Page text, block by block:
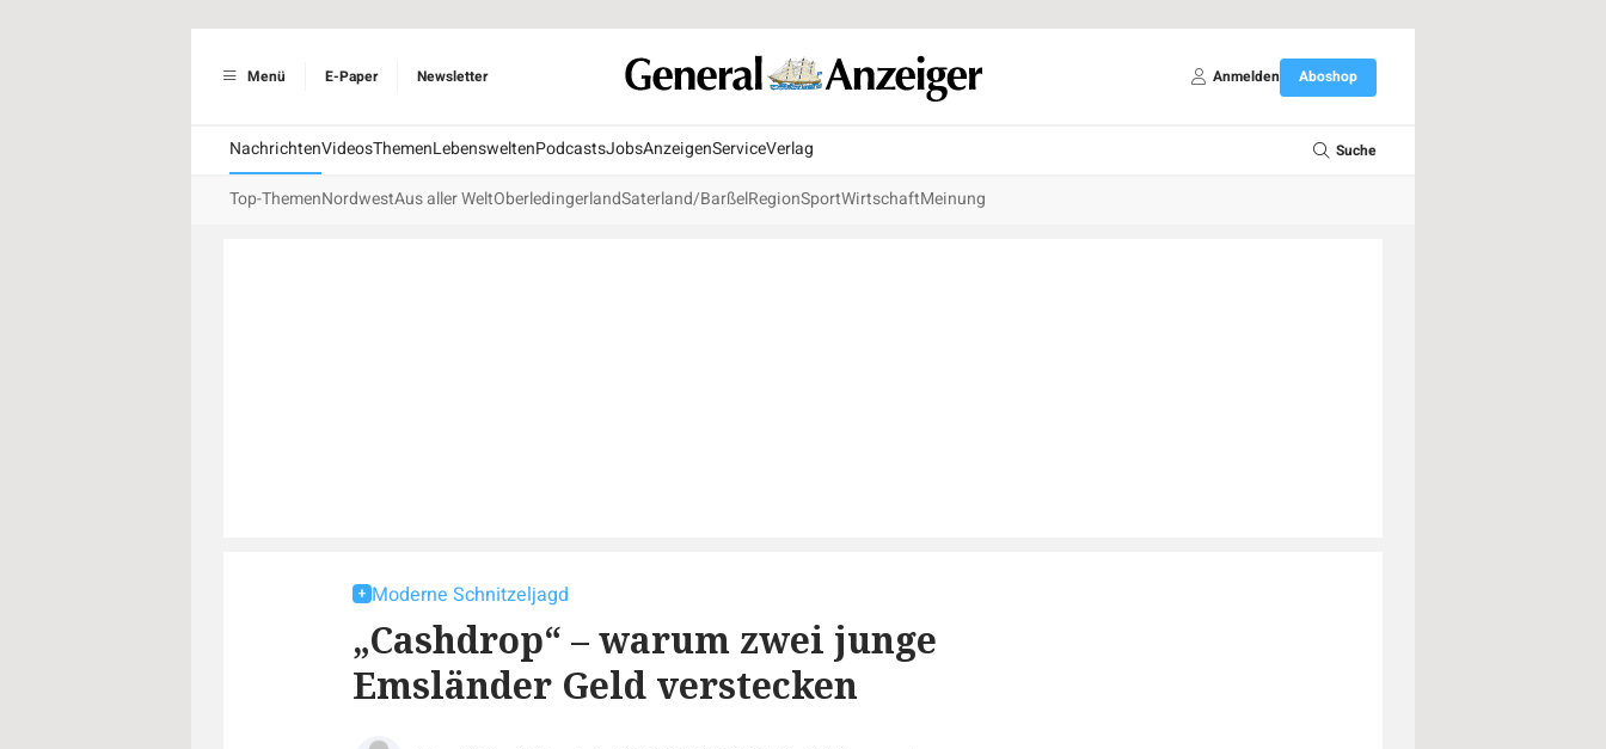
Menü E-Paper Newsletter Anmelden Aboshop
NachrichtenVideosThemenLebensweltenPodcastsJobsAnzeigenServiceVerlag Suche
Top-ThemenNordwestAus aller WeltOberledingerlandSaterland/BarßelRegionSportWirtschaftMeinung
Moderne Schnitzeljagd
„Cashdrop“ – warum zwei junge
Emsländer Geld verstecken